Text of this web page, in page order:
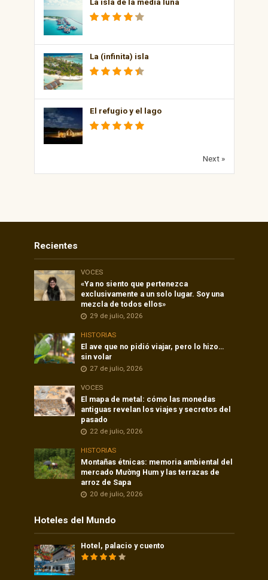
La isla de la media luna
La (infinita) isla
El refugio y el lago
Next »
Recientes
VOCES
«Ya no siento que pertenezca
exclusivamente a un solo lugar. Soy una
mezcla de todos ellos»
29 de julio, 2026
HISTORIAS
El ave que no pidió viajar, pero lo hizo…
sin volar
27 de julio, 2026
VOCES
El mapa de metal: cómo las monedas
antiguas revelan los viajes y secretos del
pasado
22 de julio, 2026
HISTORIAS
Montañas étnicas: memoria ambiental del
mercado Mường Hum y las terrazas de
arroz de Sapa
20 de julio, 2026
Hoteles del Mundo
Hotel, palacio y cuento